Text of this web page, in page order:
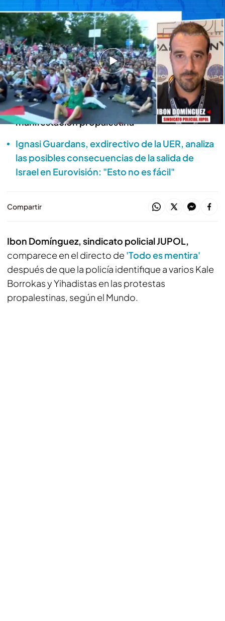
Ibón Domínguez de JUPOL analiza las informaciones sobre los detenidos
de la manifestación propalestina
Todo es mentira
16 SEP 2025 - 17:38h.
Ibon Domínguez, del sindicato policial JUPOL
comparece en 'Todo es mentira' tras salir a la
luz la presencia de Kale Borrokas en la
manifestación propalestina
Ignasi Guardans, exdirectivo de la UER, analiza
las posibles consecuencias de la salida de
Israel en Eurovisión: "Esto no es fácil"
Compartir
Ibon Domínguez, sindicato policial JUPOL,
comparece en el directo de 'Todo es mentira'
después de que la policía identifique a varios Kale
Borrokas y Yihadistas en las protestas
propalestinas, según el Mundo.